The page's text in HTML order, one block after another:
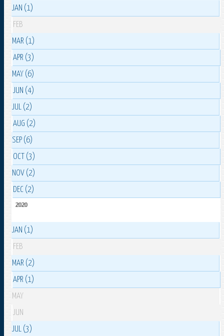
JAN (1)
FEB
MAR (1)
APR (3)
MAY (6)
JUN (4)
JUL (2)
AUG (2)
SEP (6)
OCT (3)
NOV (2)
DEC (2)
2020
JAN (1)
FEB
MAR (2)
APR (1)
MAY
JUN
JUL (3)